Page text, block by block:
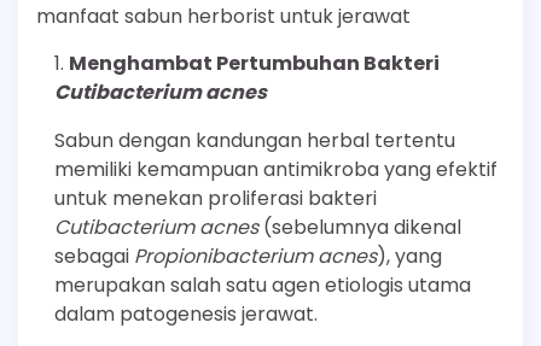
manfaat sabun herborist untuk jerawat
Menghambat Pertumbuhan Bakteri
Cutibacterium acnes
Sabun dengan kandungan herbal tertentu
memiliki kemampuan antimikroba yang efektif
untuk menekan proliferasi bakteri
Cutibacterium acnes(sebelumnya dikenal
sebagai Propionibacterium acnes), yang
merupakan salah satu agen etiologis utama
dalam patogenesis jerawat.